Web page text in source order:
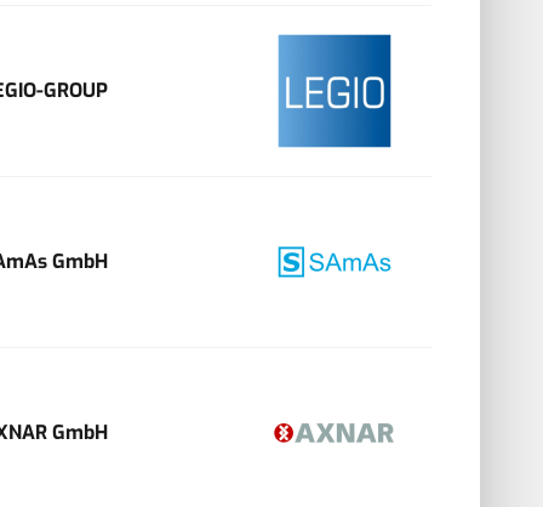
GROUP
GmbH
GmbH